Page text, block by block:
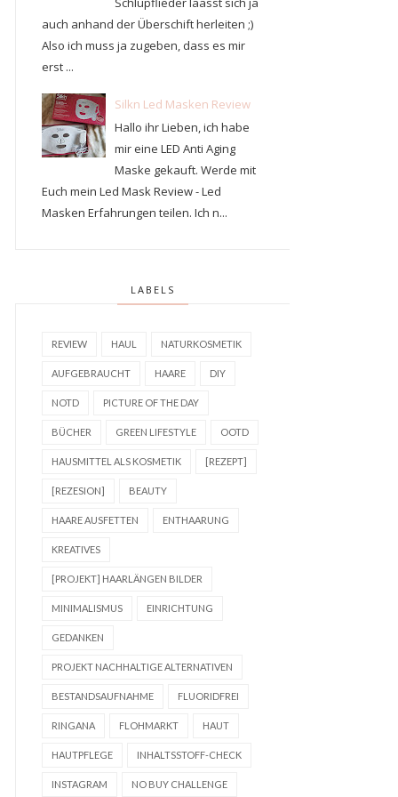
auch anhand der Überschift herleiten ;)
Also ich muss ja zugeben, dass es mir
erst ...
Silkn Led Masken Review
Hallo ihr Lieben, ich habe
mir eine LED Anti Aging
Maske gekauft. Werde mit
Euch mein Led Mask Review - Led
Masken Erfahrungen teilen. Ich n...
LABELS
REVIEW HAUL NATURKOSMETIK
AUFGEBRAUCHT HAARE DIY
NOTD PICTURE OF THE DAY
BÜCHER GREEN LIFESTYLE OOTD
HAUSMITTEL ALS KOSMETIK [REZEPT]
[REZESION] BEAUTY
HAARE AUSFETTEN ENTHAARUNG
KREATIVES
[PROJEKT] HAARLÄNGEN BILDER
MINIMALISMUS EINRICHTUNG
GEDANKEN
PROJEKT NACHHALTIGE ALTERNATIVEN
BESTANDSAUFNAHME FLUORIDFREI
RINGANA FLOHMARKT HAUT
HAUTPFLEGE INHALTSSTOFF-CHECK
INSTAGRAM NO BUY CHALLENGE